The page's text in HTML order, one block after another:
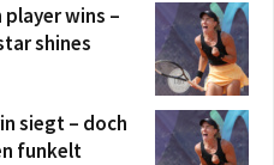
player wins –
shines
siegt – doch
funkelt